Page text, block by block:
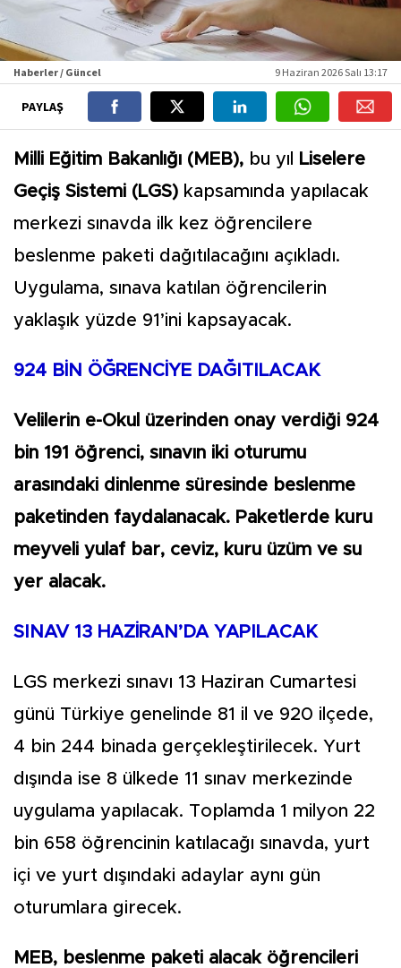
Haberler / Güncel 9 Haziran 2026 Salı 13:17
PAYLAŞ
Milli Eğitim Bakanlığı (MEB), bu yıl
Liselere
Geçiş Sistemi (LGS) kapsamında yapılacak
merkezi sınavda ilk kez öğrencilere
beslenme paketi dağıtılacağını açıkladı.
Uygulama, sınava katılan öğrencilerin
yaklaşık yüzde 91’ini kapsayacak.
924 BİN ÖĞRENCİYE DAĞITILACAK
Velilerin e-Okul üzerinden onay verdiği 924
bin 191 öğrenci, sınavın iki oturumu
arasındaki dinlenme süresinde beslenme
paketinden faydalanacak. Paketlerde kuru
meyveli yulaf bar, ceviz, kuru üzüm ve su
yer alacak.
SINAV 13 HAZİRAN’DA YAPILACAK
LGS merkezi sınavı 13 Haziran Cumartesi
günü Türkiye genelinde 81 il ve 920 ilçede,
4 bin 244 binada gerçekleştirilecek. Yurt
dışında ise 8 ülkede 11 sınav merkezinde
uygulama yapılacak. Toplamda 1 milyon 22
bin 658 öğrencinin katılacağı sınavda, yurt
içi ve yurt dışındaki adaylar aynı gün
oturumlara girecek.
MEB, beslenme paketi alacak öğrencileri